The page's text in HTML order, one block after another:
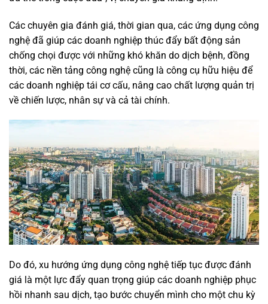
Các chuyên gia đánh giá, thời gian qua, các ứng dụng công
nghệ đã giúp các doanh nghiệp thúc đẩy bất động sản
chống chọi được với những khó khăn do dịch bệnh, đồng
thời, các nền tảng công nghệ cũng là công cụ hữu hiệu để
các doanh nghiệp tái cơ cấu, nâng cao chất lượng quản trị
về chiến lược, nhân sự và cả tài chính.
Do đó, xu hướng ứng dụng công nghệ tiếp tục được đánh
giá là một lực đẩy quan trọng giúp các doanh nghiệp phục
hồi nhanh sau dịch, tạo bước chuyển mình cho một chu kỳ